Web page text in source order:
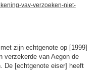
vav-verzoeken-niet-
zijn echtgenote op [1999]
verzekerde van Aegon de
De [echtgenote eiser] heeft